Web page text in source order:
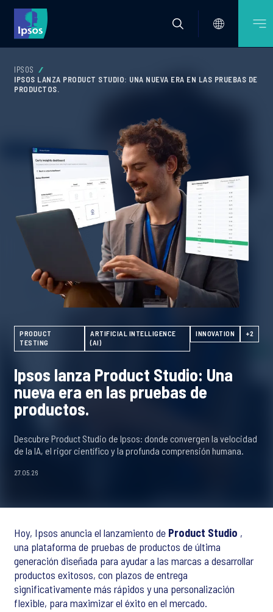
IPSOS
IPSOS LANZA PRODUCT STUDIO: UNA NUEVA ERA EN LAS PRUEBAS DE
PRODUCTOS.
PRODUCT
TESTING
ARTIFICIAL INTELLIGENCE
(AI)
INNOVATION +2
Ipsos lanza Product Studio: Una
nueva era en las pruebas de
productos.
Descubre Product Studio de Ipsos: donde convergen la velocidad
de la IA, el rigor científico y la profunda comprensión humana.
27.05.26
Hoy, Ipsos anuncia el lanzamiento de Product Studio ,
una plataforma de pruebas de productos de última
generación diseñada para ayudar a las marcas a desarrollar
productos exitosos, con plazos de entrega
significativamente más rápidos y una personalización
flexible, para maximizar el éxito en el mercado.